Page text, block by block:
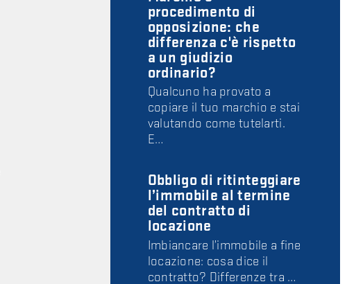
procedimento di
opposizione: che
differenza c'è rispetto
a un giudizio
ordinario?
Qualcuno ha provato a
copiare il tuo marchio e stai
valutando come tutelarti.
E…
Obbligo di ritinteggiare
l’immobile al termine
del contratto di
locazione
Imbiancare l’immobile a fine
locazione: cosa dice il
contratto? Differenze tra …